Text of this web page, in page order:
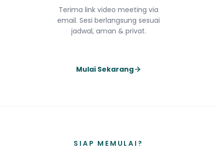
Terima link video meeting via
email. Sesi berlangsung sesuai
jadwal, aman & privat.
Mulai Sekarang
SIAP MEMULAI?